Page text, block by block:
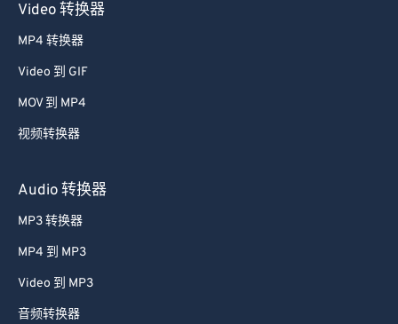
Video 转换器
MP4 转换器
Video 到 GIF
MOV 到 MP4
视频转换器
Audio 转换器
MP3 转换器
MP4 到 MP3
Video 到 MP3
音频转换器